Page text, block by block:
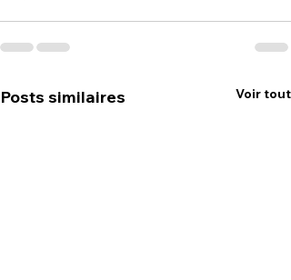
Posts similaires Voir tout